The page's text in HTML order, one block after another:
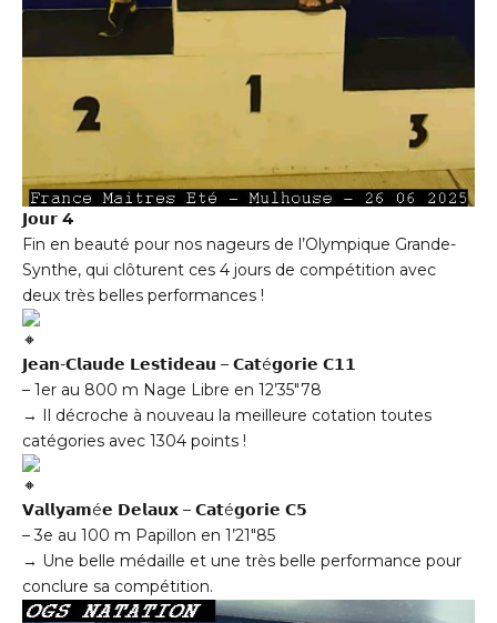
𝗝𝗼𝘂𝗿 4
Fin en beauté pour nos nageurs de l’Olympique Grande-
Synthe, qui clôturent ces 4 jours de compétition avec
deux très belles performances !
𝗝𝗲𝗮𝗻-𝗖𝗹𝗮𝘂𝗱𝗲 𝗟𝗲𝘀𝘁𝗶𝗱𝗲𝗮𝘂 – 𝗖𝗮𝘁é𝗴𝗼𝗿𝗶𝗲 𝗖𝟭𝟭
– 1er au 800 m Nage Libre en 12’35″78
→ Il décroche à nouveau la meilleure cotation toutes
catégories avec 1304 points !
𝗩𝗮𝗹𝗹𝘆𝗮𝗺é𝗲 𝗗𝗲𝗹𝗮𝘂𝘅 – 𝗖𝗮𝘁é𝗴𝗼𝗿𝗶𝗲 𝗖𝟱
–3e au 100 m Papillon en 1’21″85
→ Une belle médaille et une très belle performance pour
conclure sa compétition.